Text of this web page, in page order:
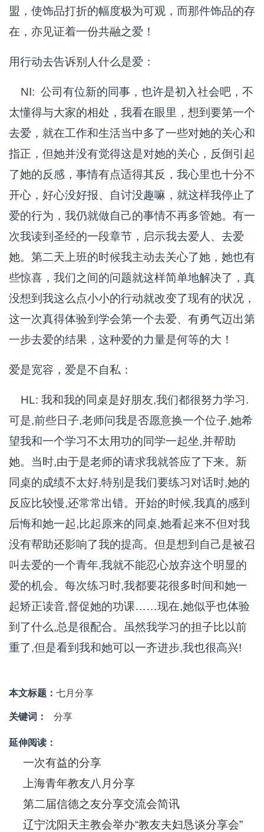
盟，使饰品打折的幅度极为可观，而那件饰品的存
在，亦见证着一份共融之爱！
用行动去告诉别人什么是爱：
NI: 公司有位新的同事，也许是初入社会吧，不
太懂得与大家的相处，我看在眼里，想到要第一个
去爱，就在工作和生活当中多了一些对她的关心和
指正，但她并没有觉得这是对她的关心，反倒引起
了她的反感，事情有点适得其反，我心里也十分不
开心，好心没好报、自讨没趣嘛，就这样我停止了
爱的行为，我仍就做自己的事情不再多管她。有一
次我读到圣经的一段章节，启示我去爱人、去爱
她。第二天上班的时候我主动去关心了她，她也有
些惊喜，我们之间的问题就这样简单地解决了，真
没想到我这么点小小的行动就改变了现有的状况，
这一次真得体验到学会第一个去爱、有勇气迈出第
一步去爱的结果，这种爱的力量是何等的大！
爱是宽容，爱是不自私：
HL: 我和我的同桌是好朋友,我们都很努力学习.
可是,前些日子,老师问我是否愿意换一个位子,她希
望我和一个学习不太用功的同学一起坐,并帮助
她。当时,由于是老师的请求我就答应了下来。新
同桌的成绩不太好,特别是我们要练习对话时,她的
反应比较慢,还常常出错。开始的时候,我真的感到
后悔和她一起,比起原来的同桌,她看起来不但对我
没有帮助还影响了我的提高。但是想到自己是被召
叫去爱的一个青年,我就不能忍心放弃这个明显的
爱的机会。每次练习时,我都要花很多时间和她一
起矫正读音,督促她的功课……现在,她似乎也体验
到了什么,总是很配合。虽然我学习的担子比以前
重了,但是看到我和她可以一齐进步,我也很高兴!
本文标题： 七月分享
关键词： 分享
延伸阅读：
一次有益的分享
上海青年教友八月分享
第二届信德之友分享交流会简讯
辽宁沈阳天主教会举办“教友夫妇恳谈分享会”